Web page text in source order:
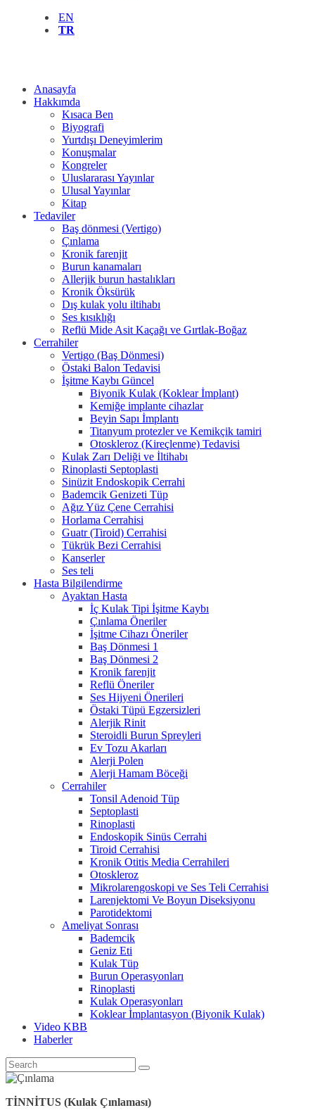
EN
TR
Anasayfa
Hakkımda
Kısaca Ben
Biyografi
Yurtdışı Deneyimlerim
Konuşmalar
Kongreler
Uluslararası Yayınlar
Ulusal Yayınlar
Kitap
Tedaviler
Baş dönmesi (Vertigo)
Çınlama
Kronik farenjit
Burun kanamaları
Allerjik burun hastalıkları
Kronik Öksürük
Dış kulak yolu iltihabı
Ses kısıklığı
Reflü Mide Asit Kaçağı ve Gırtlak-Boğaz
Cerrahiler
Vertigo (Baş Dönmesi)
Östaki Balon Tedavisi
İşitme Kaybı Güncel
Biyonik Kulak (Koklear İmplant)
Kemiğe implante cihazlar
Beyin Sapı İmplantı
Titanyum protezler ve Kemikçik tamiri
Otoskleroz (Kireçlenme) Tedavisi
Kulak Zarı Deliği ve İltihabı
Rinoplasti Septoplasti
Sinüzit Endoskopik Cerrahi
Bademcik Genizeti Tüp
Ağız Yüz Çene Cerrahisi
Horlama Cerrahisi
Guatr (Tiroid) Cerrahisi
Tükrük Bezi Cerrahisi
Kanserler
Ses teli
Hasta Bilgilendirme
Ayaktan Hasta
İç Kulak Tipi İşitme Kaybı
Çınlama Öneriler
İşitme Cihazı Öneriler
Baş Dönmesi 1
Baş Dönmesi 2
Kronik farenjit
Reflü Öneriler
Ses Hijyeni Önerileri
Östaki Tüpü Egzersizleri
Alerjik Rinit
Steroidli Burun Spreyleri
Ev Tozu Akarları
Alerji Polen
Alerji Hamam Böceği
Cerrahiler
Tonsil Adenoid Tüp
Septoplasti
Rinoplasti
Endoskopik Sinüs Cerrahi
Tiroid Cerrahisi
Kronik Otitis Media Cerrahileri
Otoskleroz
Mikrolarengoskopi ve Ses Teli Cerrahisi
Larenjektomi Ve Boyun Diseksiyonu
Parotidektomi
Ameliyat Sonrası
Bademcik
Geniz Eti
Kulak Tüp
Burun Operasyonları
Rinoplasti
Kulak Operasyonları
Koklear İmplantasyon (Biyonik Kulak)
Video KBB
Haberler
TİNNİTUS (Kulak Çınlaması)